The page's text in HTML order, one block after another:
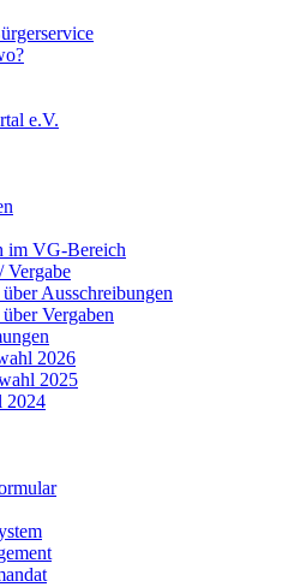
e.V.
im VG-Bereich
Vergabe
Ausschreibungen
Vergaben
2026
2025
2024